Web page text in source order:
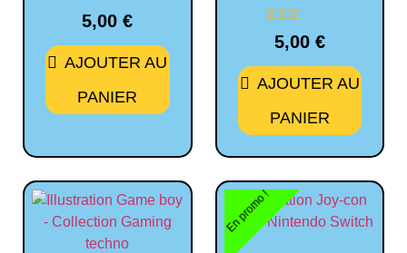
Note
5,00€
AJOUTER AU
PANIER
Note
5,00 €
AJOUTER AU
PANIER
En promo !